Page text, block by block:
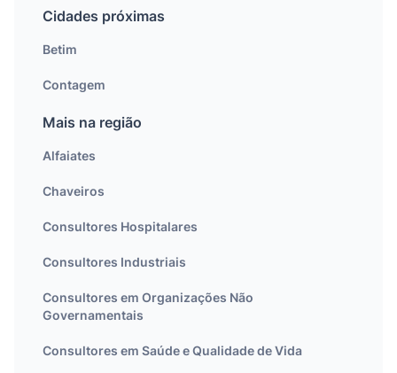
Cidades próximas
Betim
Contagem
Mais na região
Alfaiates
Chaveiros
Consultores Hospitalares
Consultores Industriais
Consultores em Organizações Não
Governamentais
Consultores em Saúde e Qualidade de Vida